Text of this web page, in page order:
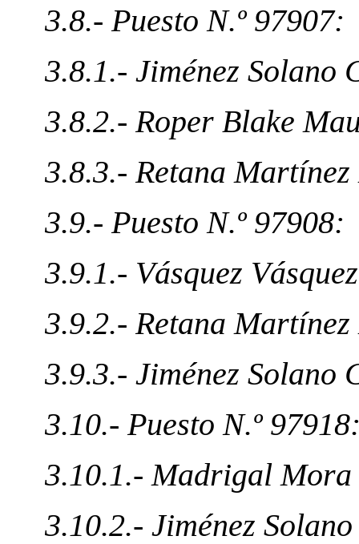
3.8.- Puesto N.º 97907:
3.8.1.- Jiménez Solano
3.8.2.- Roper Blake
3.8.3.- Retana
3.9.- Puesto N.º 97908:
3.9.1.- Vásquez
3.9.2.- Retana
3.9.3.- Jiménez Solano
3.10.- Puesto N.º
3.10.1.- Madrigal
3.10.2.- Jiménez